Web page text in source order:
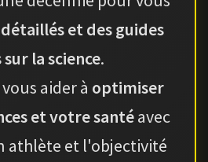
et des guides
sur la science.
aider à optimiser
et votre santéavec
athlète et l'objectivité